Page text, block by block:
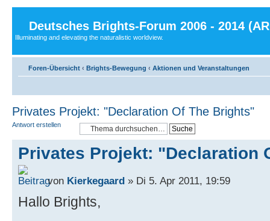
Deutsches Brights-Forum 2006 - 2014
Illuminating and elevating the naturalistic worldview.
Foren-Übersicht ‹ Brights-Bewegung ‹ Aktionen und Veranstaltungen
Privates Projekt: "Declaration Of The Brights"
Antwort erstellen
Privates Projekt: "Declaration
von Kierkegaard » Di 5. Apr 2011, 19:59
Hallo Brights,